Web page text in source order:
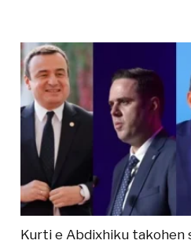
Kurti e Abdixhiku takohen